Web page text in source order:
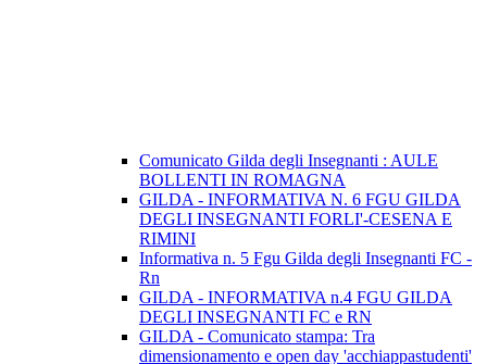
Comunicato Gilda degli Insegnanti : AULE
BOLLENTI IN ROMAGNA
GILDA - INFORMATIVA N. 6 FGU GILDA
DEGLI INSEGNANTI FORLI'-CESENA E
RIMINI
Informativa n. 5 Fgu Gilda degli Insegnanti FC -
Rn
GILDA - INFORMATIVA n.4 FGU GILDA
DEGLI INSEGNANTI FC e RN
GILDA - Comunicato stampa: Tra
dimensionamento e open day 'acchiappastudenti'